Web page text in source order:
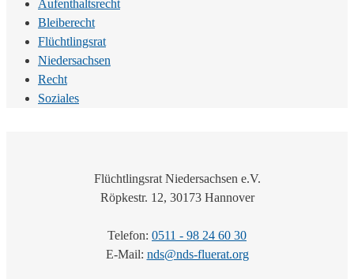
Aufenthaltsrecht
Bleiberecht
Flüchtlingsrat
Niedersachsen
Recht
Soziales
Flüchtlingsrat Niedersachsen e.V.
Röpkestr. 12, 30173 Hannover
Telefon: 0511 - 98 24 60 30
E-Mail: nds@nds-fluerat.org